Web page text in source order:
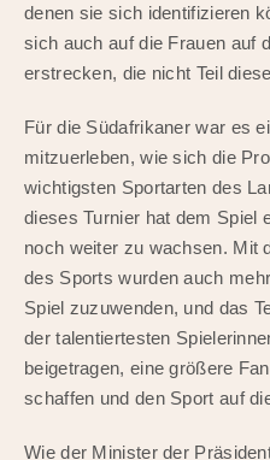
denen sie sich identifizieren
sich auch auf die Frauen auf
erstrecken, die nicht Teil
Für die Südafrikaner war es
mitzuerleben, wie sich die
wichtigsten Sportarten des
dieses Turnier hat dem Spiel
noch weiter zu wachsen. Mit
des Sports wurden auch
Spiel zuzuwenden, und das
der talentiertesten
beigetragen, eine größere
schaffen und den Sport auf
Wie der Minister der